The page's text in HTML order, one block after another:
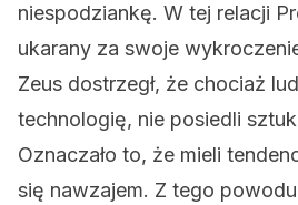
niespodziankę. W tej relacji
ukarany za swoje
Zeus dostrzegł, że chociaż
technologię, nie posiedli
Oznaczało to, że mieli
się nawzajem. Z tego powodu